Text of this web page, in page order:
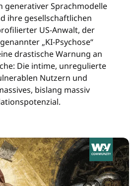
generativer Sprachmodelle
ihre gesellschaftlichen
US-Anwalt, der
„KI-Psychose“
drastische Warnung an
Die intime, unregulierte
Nutzern und
bislang massiv